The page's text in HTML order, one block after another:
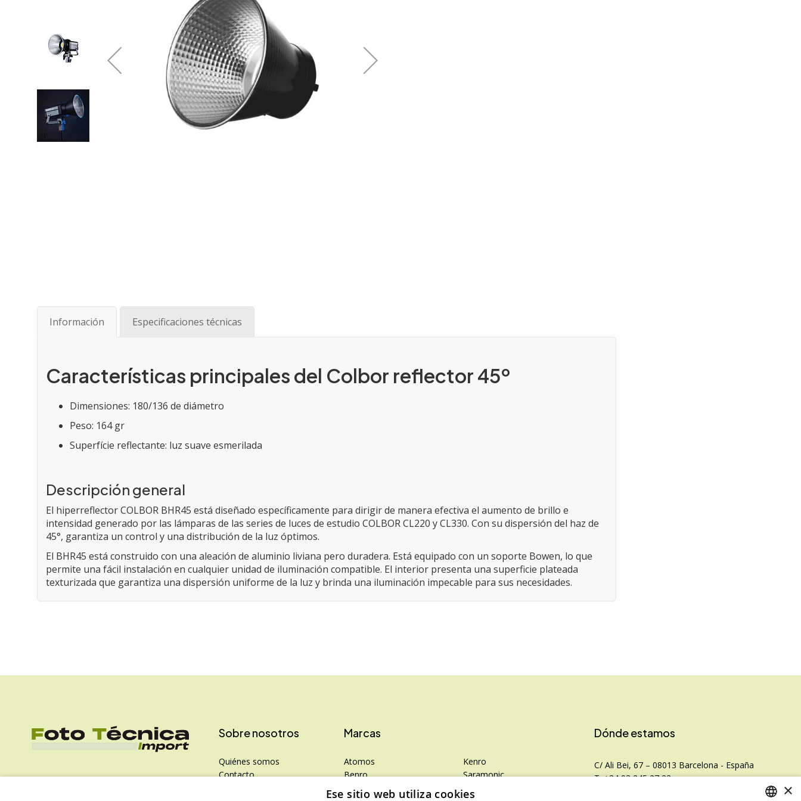
imágenes
Información Especificaciones técnicas
Características principales del Colbor reflector 45º
Dimensiones: 180/136 de diámetro
Peso: 164 gr
Superfície reflectante: luz suave esmerilada
Descripción general
El hiperreflector COLBOR BHR45 está diseñado específicamente para dirigir de manera efectiva el aumento de brillo e
intensidad generado por las lámparas de las series de luces de estudio COLBOR CL220 y CL330. Con su dispersión del haz de
45°, garantiza un control y una distribución de la luz óptimos.
El BHR45 está construido con una aleación de aluminio liviana pero duradera. Está equipado con un soporte Bowen, lo que
permite una fácil instalación en cualquier unidad de iluminación compatible. El interior presenta una superficie plateada
texturizada que garantiza una dispersión uniforme de la luz y brinda una iluminación impecable para sus necesidades.
Sobre nosotros
Quiénes somos
Contacto
Marcas
Atomos
Benro
Colbor
Kenro
Saramonic
Dónde estamos
C/ Ali Bei, 67 – 08013 Barcelona - España
T. +34 93 245 27 23
×
Ese sitio web utiliza cookies